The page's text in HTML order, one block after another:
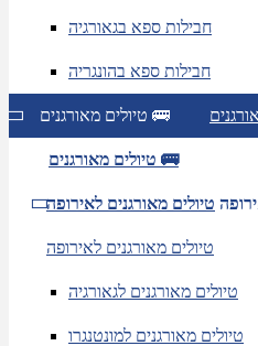
חבילות ספא בגאורגיה
חבילות ספא בהונגריה
טיולים מאורגנים 🚌
טיולים מאורגנים 🚌
טיולים מאורגנים לאירופה
טיולים מאורגנים לאירופה
טיולים מאורגנים לגאורגיה
טיולים מאורגנים למונטנגרו